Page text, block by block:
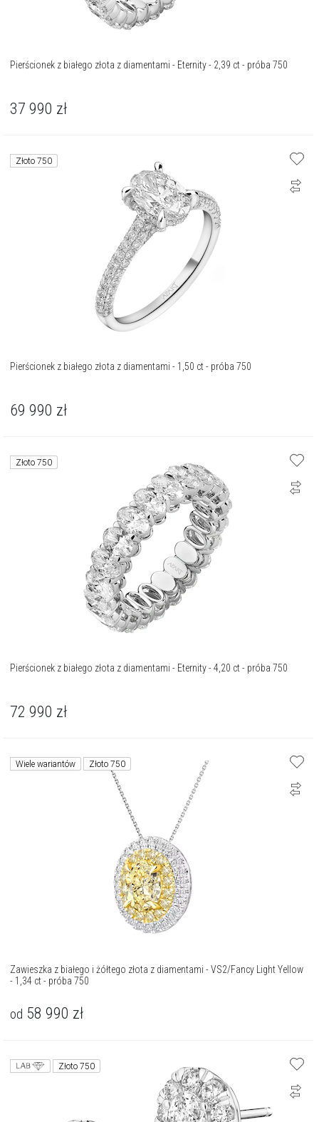
Pierścionek z białego złota z diamentami - Eternity - 2,39 ct - próba 750
37 990 zł
Złoto 750
Pierścionek z białego złota z diamentami - 1,50 ct - próba 750
69 990 zł
Złoto 750
Pierścionek z białego złota z diamentami - Eternity - 4,20 ct - próba 750
72 990 zł
Wiele wariantów Złoto 750
Zawieszka z białego i żółtego złota z diamentami - VS2/Fancy Light Yellow
- 1,34 ct - próba 750
od 58 990 zł
Złoto 750